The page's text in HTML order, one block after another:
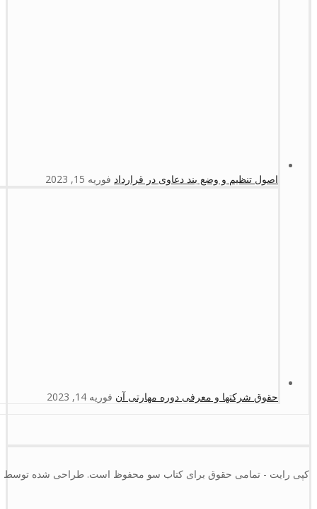
اصول تنظیم و وضع بند دعاوی در قرارداد فوریه 15, 2023
حقوق شرکتها و معرفی دوره مهارتی آن فوریه 14, 2023
کپی رایت - تمامی حقوق برای کتاب سو محفوظ است. طراحی شده